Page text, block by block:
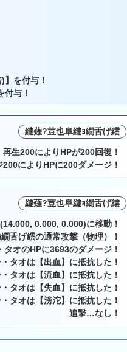
を付与！
付与！
縺薙?荳也阜縺ｮ繝舌げ繧
再生200によりHPが200回復！
200によりHPに200ダメージ！
縺薙?荳也阜縺ｮ繝舌げ繧
0.000, 0.000)に移動！
舌げ繧の通常攻撃（物理）！
タオのHPに3693のダメージ！
タオは【出血】に抵抗した！
タオは【流血】に抵抗した！
タオは【失血】に抵抗した！
タオは【滂沱】に抵抗した！
追撃…なし！